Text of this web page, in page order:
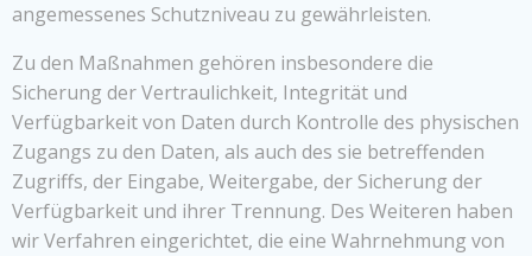
angemessenes Schutzniveau zu gewährleisten.
Zu den Maßnahmen gehören insbesondere die
Sicherung der Vertraulichkeit, Integrität und
Verfügbarkeit von Daten durch Kontrolle des physischen
Zugangs zu den Daten, als auch des sie betreffenden
Zugriffs, der Eingabe, Weitergabe, der Sicherung der
Verfügbarkeit und ihrer Trennung. Des Weiteren haben
wir Verfahren eingerichtet, die eine Wahrnehmung von